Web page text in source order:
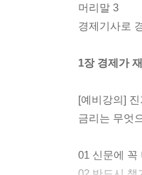
머리말 3
경제기사로
1장 경제가
[예비강의]
금리는 무엇
01 신문에 꼭